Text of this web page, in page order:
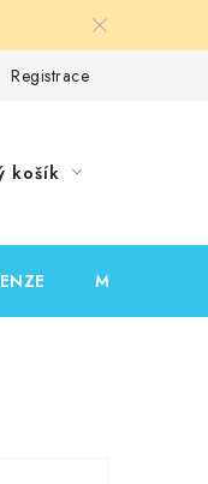
Registrace
košík
MOJE